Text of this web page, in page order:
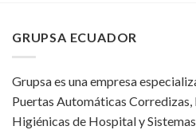
GRUPSA ECUADOR
Grupsa es una empresa
Puertas Automáticas
Higiénicas de Hospital y